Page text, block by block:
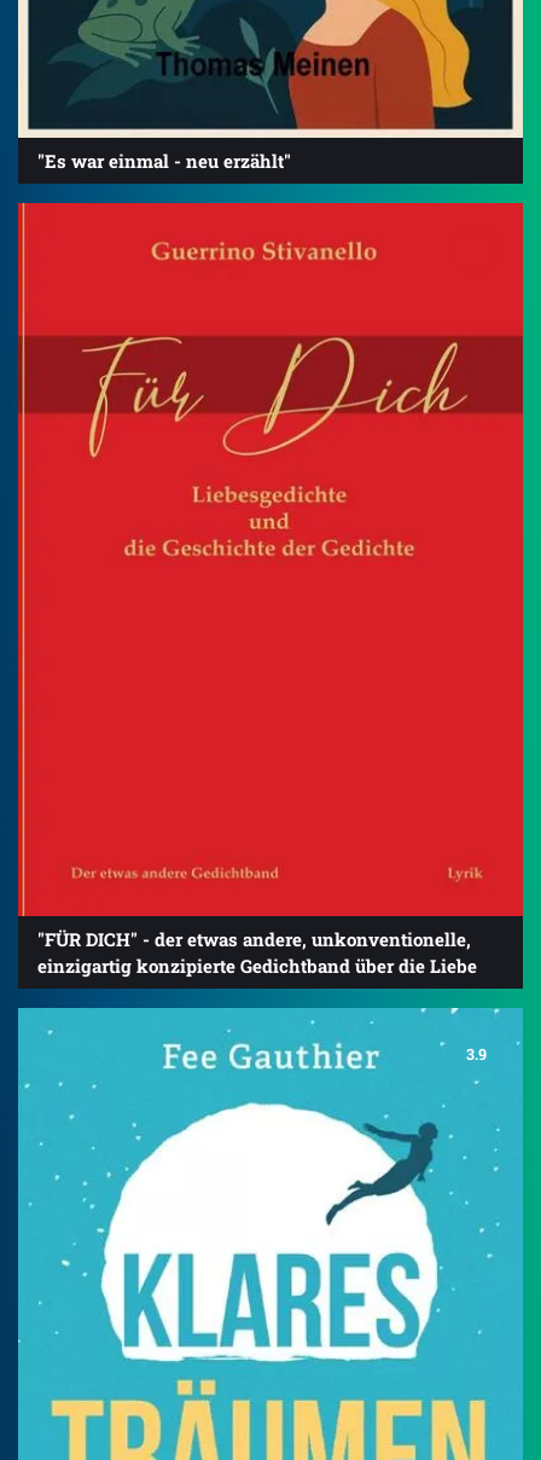
"Es war einmal - neu erzählt"
"FÜR DICH" - der etwas andere, unkonventionelle,
einzigartig konzipierte Gedichtband über die Liebe
3.9